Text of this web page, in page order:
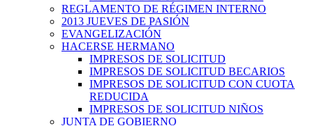
REGLAMENTO DE RÉGIMEN INTERNO
2013 JUEVES DE PASIÓN
EVANGELIZACIÓN
HACERSE HERMANO
IMPRESOS DE SOLICITUD
IMPRESOS DE SOLICITUD BECARIOS
IMPRESOS DE SOLICITUD CON CUOTA
REDUCIDA
IMPRESOS DE SOLICITUD NIÑOS
JUNTA DE GOBIERNO